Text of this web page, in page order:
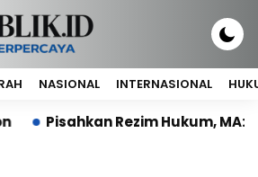
NASIONAL INTERNASIONAL
Rezim Hukum, MA: